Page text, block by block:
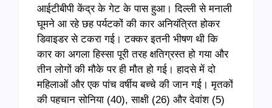
आईटीबीपी केंद्र के गेट के पास हुआ। दिल्ली से मनाली
घूमने आ रहे छह पर्यटकों की कार अनियंत्रित होकर
डिवाइडर से टकरा गई। टक्कर इतनी भीषण थी कि
कार का अगला हिस्सा पूरी तरह क्षतिग्रस्त हो गया और
तीन लोगों की मौके पर ही मौत हो गई। हादसे में दो
महिलाओं और एक पांच वर्षीय बच्चे की जान गई। मृतकों
की पहचान सोनिया (40), साक्षी (26) और देवांश (5)